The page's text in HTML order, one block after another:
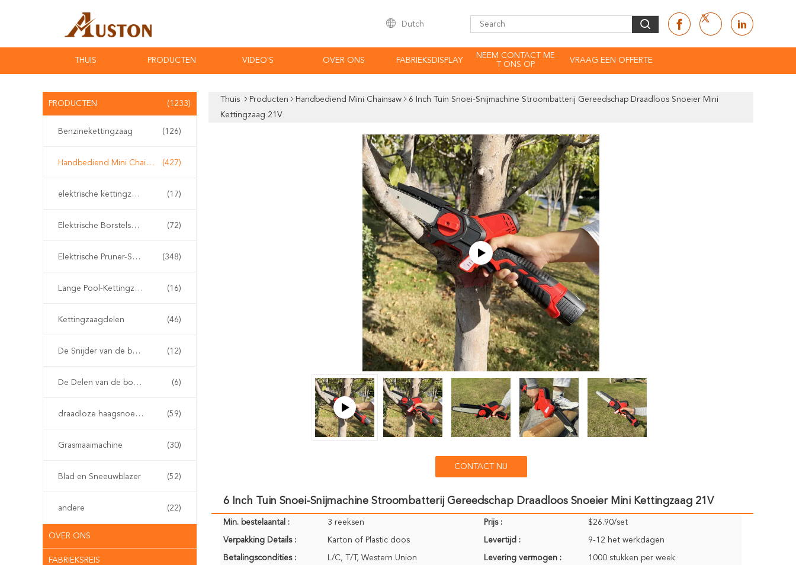
Dutch
THUIS PRODUCTEN VIDEO'S OVER ONS FABRIEKSDISPLAY
NEEM CONTACT ME
T ONS OP
VRAAG EEN OFFERTE
PRODUCTEN (1233)
Benzinekettingzaag (126)
Handbediend Mini Chainsaw (427)
elektrische kettingzaag (17)
Elektrische Borstelsnijder (72)
Elektrische Pruner-Scharen (348)
Lange Pool-Kettingzaag (16)
Kettingzaagdelen (46)
De Snijder van de benzineborstel (12)
De Delen van de borstelsnijder (6)
draadloze haagsnoeischaar (59)
Grasmaaimachine (30)
Blad en Sneeuwblazer (52)
andere (22)
OVER ONS
FABRIEKSREIS
Thuis Producten Handbediend Mini Chainsaw
6 Inch Tuin Snoei-Snijmachine Stroombatterij Gereedschap Draadloos Snoeier Mini
Kettingzaag 21V
CONTACT NU
6 Inch Tuin Snoei-Snijmachine Stroombatterij Gereedschap Draadloos Snoeier Mini Kettingzaag 21V
Min. bestelaantal : 3 reeksen Prijs : $26.90/set
Verpakking Details : Karton of Plastic doos Levertijd : 9-12 het werkdagen
Betalingscondities : L/C, T/T, Western Union Levering vermogen : 1000 stukken per week